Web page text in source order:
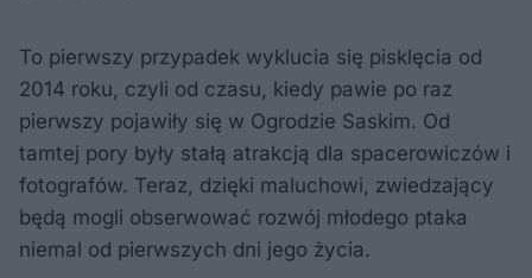
To pierwszy przypadek wyklucia się pisklęcia od
2014 roku, czyli od czasu, kiedy pawie po raz
pierwszy pojawiły się w Ogrodzie Saskim. Od
tamtej pory były stałą atrakcją dla spacerowiczów i
fotografów. Teraz, dzięki maluchowi, zwiedzający
będą mogli obserwować rozwój młodego ptaka
niemal od pierwszych dni jego życia.